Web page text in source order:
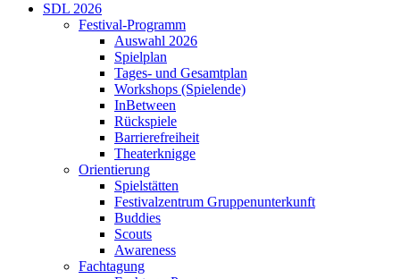
SDL 2026
Festival-Programm
Auswahl 2026
Spielplan
Tages- und Gesamtplan
Workshops (Spielende)
InBetween
Rückspiele
Barrierefreiheit
Theaterknigge
Orientierung
Spielstätten
Festivalzentrum Gruppenunterkunft
Buddies
Scouts
Awareness
Fachtagung